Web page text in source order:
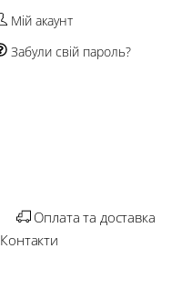
Мій акаунт
Забули свій пароль?
Оплата та доставка
Контакти